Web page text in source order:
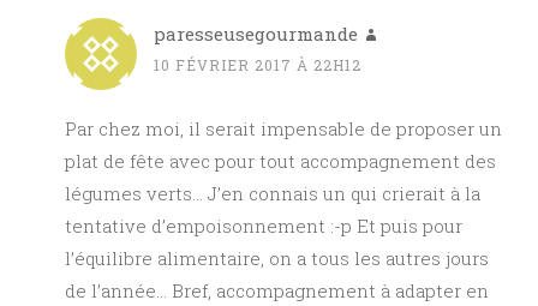
paresseusegourmande
10 FÉVRIER 2017 À 22H12
Par chez moi, il serait impensable de proposer un
plat de fête avec pour tout accompagnement des
légumes verts… J’en connais un qui crierait à la
tentative d’empoisonnement :-p Et puis pour
l’équilibre alimentaire, on a tous les autres jours
de l’année… Bref, accompagnement à adapter en